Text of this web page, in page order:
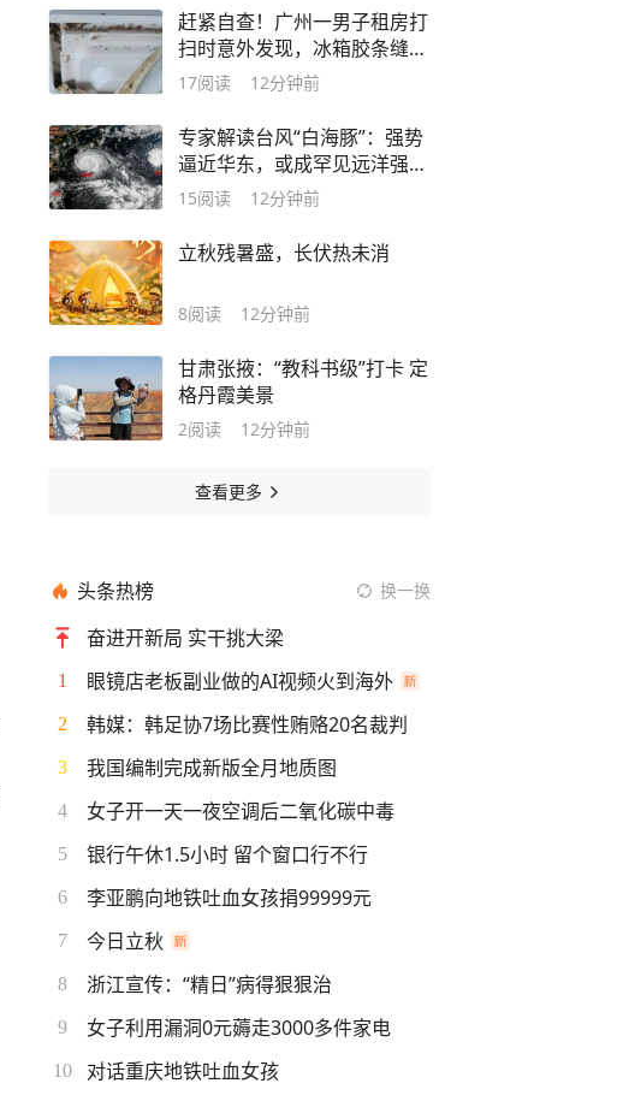
赶紧自查！广州一男子租房打
扫时意外发现，冰箱胶条缝隙
藏满虫卵
17阅读 12分钟前
专家解读台风“白海豚”：强势
逼近华东，或成罕见远洋强台
风登陆我国
15阅读 12分钟前
立秋残暑盛，长伏热未消
8阅读 12分钟前
甘肃张掖：“教科书级”打卡 定
格丹霞美景
2阅读 12分钟前
查看更多
头条热榜 换一换
奋进开新局 实干挑大梁
1 眼镜店老板副业做的AI视频火到海外
2 韩媒：韩足协7场比赛性贿赂20名裁判
3 我国编制完成新版全月地质图
4 女子开一天一夜空调后二氧化碳中毒
5 银行午休1.5小时 留个窗口行不行
6 李亚鹏向地铁吐血女孩捐99999元
7 今日立秋
8 浙江宣传：“精日”病得狠狠治
9 女子利用漏洞0元薅走3000多件家电
10 对话重庆地铁吐血女孩